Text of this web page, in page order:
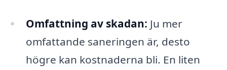
Omfattning av skadan: Ju mer
omfattande saneringen är, desto
högre kan kostnaderna bli. En liten